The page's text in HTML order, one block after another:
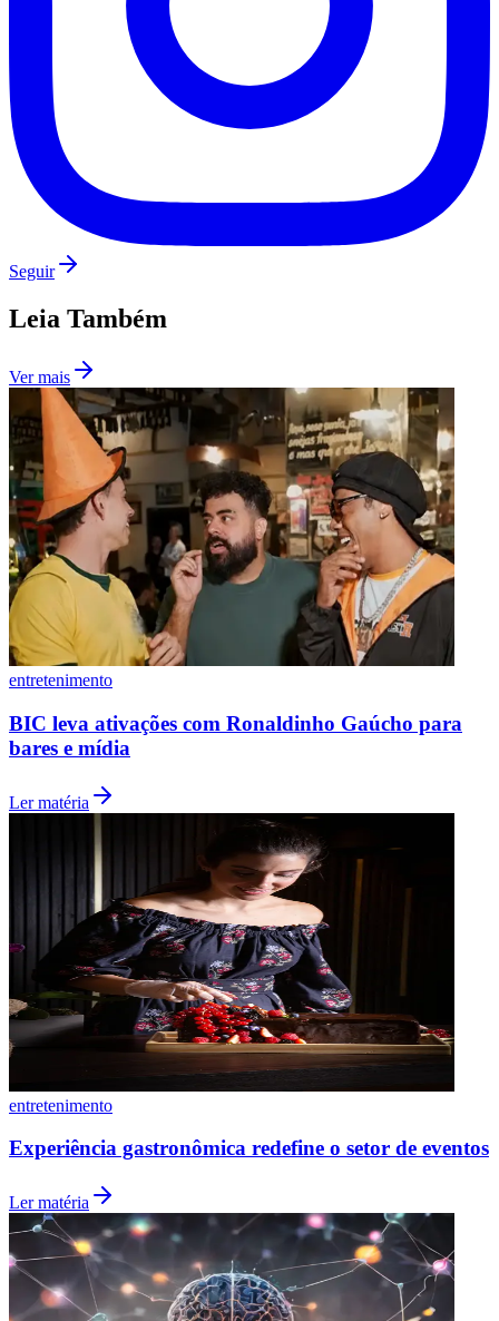
Botafogo
Grêmio
Seguir
Leia Também
Ver mais
entretenimento
BIC leva ativações com Ronaldinho Gaúcho para
bares e mídia
Ler matéria
entretenimento
Experiência gastronômica redefine o setor de eventos
Ler matéria